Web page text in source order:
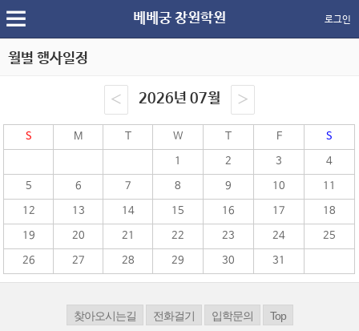
베베궁 창원학원 로그인
월별 행사일정
2026년 07월
S M T W T F S
1 2 3 4
5 6 7 8 9 10 11
12 13 14 15 16 17 18
19 20 21 22 23 24 25
26 27 28 29 30 31